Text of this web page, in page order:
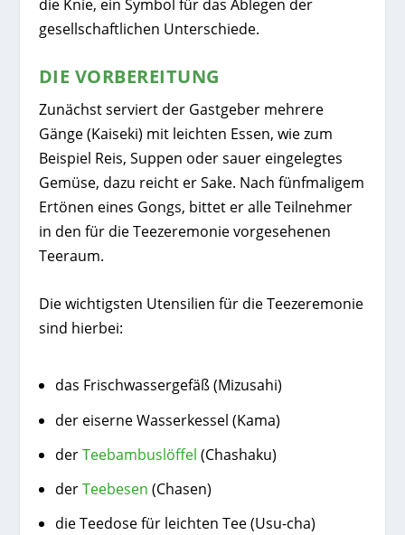
die Knie, ein Symbol für das Ablegen der
gesellschaftlichen Unterschiede.
DIE VORBEREITUNG
Zunächst serviert der Gastgeber mehrere
Gänge (Kaiseki) mit leichten Essen, wie zum
Beispiel Reis, Suppen oder sauer eingelegtes
Gemüse, dazu reicht er Sake. Nach fünfmaligem
Ertönen eines Gongs, bittet er alle Teilnehmer
in den für die Teezeremonie vorgesehenen
Teeraum.
Die wichtigsten Utensilien für die Teezeremonie
sind hierbei:
das Frischwassergefäß (Mizusahi)
der eiserne Wasserkessel (Kama)
derTeebambuslöffel (Chashaku)
derTeebesen (Chasen)
die Teedose für leichten Tee (Usu-cha)